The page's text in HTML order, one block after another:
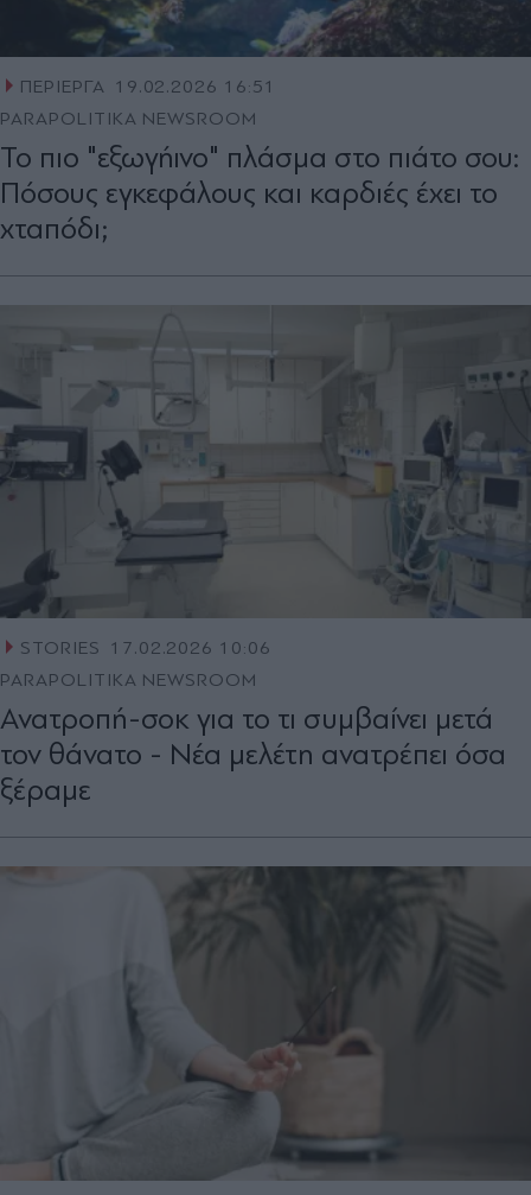
ΠΕΡΙΕΡΓΑ
19.02.2026 16:51
PARAPOLITIKA NEWSROOM
Το πιο "εξωγήινο" πλάσμα στο πιάτο σου:
Πόσους εγκεφάλους και καρδιές έχει το
χταπόδι;
STORIES
17.02.2026 10:06
PARAPOLITIKA NEWSROOM
Ανατροπή-σοκ για το τι συμβαίνει μετά
τον θάνατο - Νέα μελέτη ανατρέπει όσα
ξέραμε